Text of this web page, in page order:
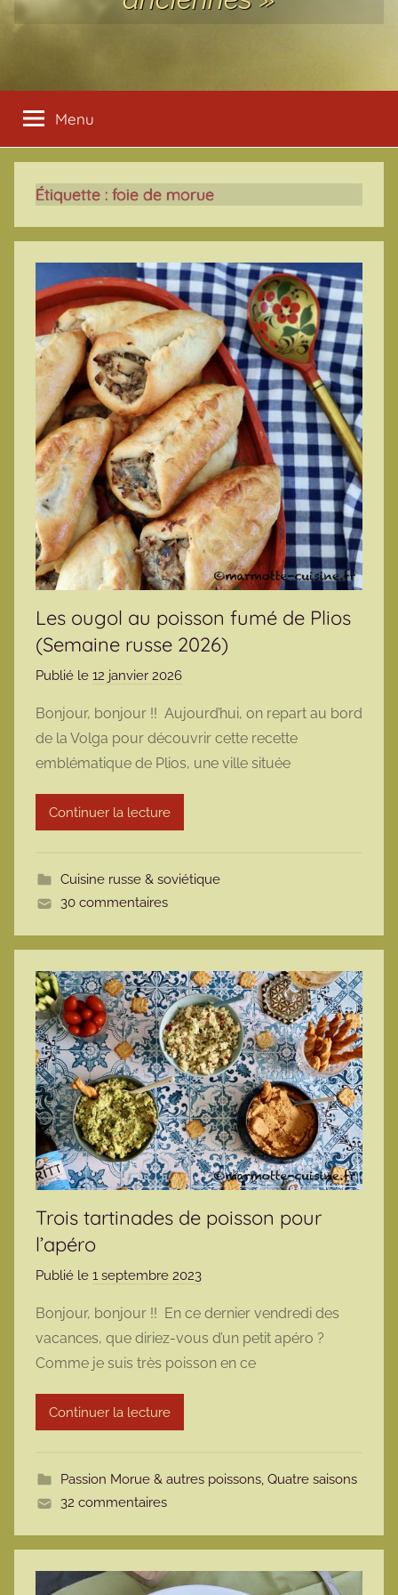
Menu
Étiquette : foie de morue
Les ougol au poisson fumé de Plios
(Semaine russe 2026)
Publié le 12 janvier 2026
r
m
a
r
t
Bonjour, bonjour !! Aujourd’hui, on repart au bord
de la Volga pour découvrir cette recette
emblématique de Plios, une ville située
Continuer la lecture
Cuisine russe & soviétique
30 commentaires
Trois tartinades de poisson pour
l’apéro
Publié le 1 septembre 2023
r
m
a
t
Bonjour, bonjour !! En ce dernier vendredi des
vacances, que diriez-vous d’un petit apéro ?
Comme je suis très poisson en ce
Continuer la lecture
Passion Morue & autres poissons, Quatre saisons
32 commentaires